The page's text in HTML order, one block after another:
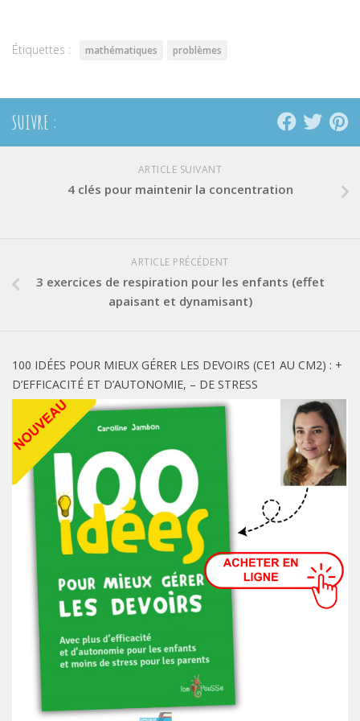
Étiquettes : mathématiques problèmes
SUIVRE :
ARTICLE SUIVANT
4 clés pour maintenir la concentration
ARTICLE PRÉCÉDENT
3 exercices de respiration pour les enfants (effet
apaisant et dynamisant)
100 IDÉES POUR MIEUX GÉRER LES DEVOIRS (CE1 AU CM2) : +
D’EFFICACITÉ ET D’AUTONOMIE, – DE STRESS